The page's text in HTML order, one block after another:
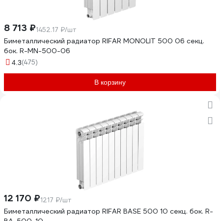
8 713 ₽1452.17 ₽/шт
Биметаллический радиатор RIFAR MONOLIT 500 06 секц.
бок. R-MN-500-06
4.3(475)
В корзину
12 170 ₽1217 ₽/шт
Биметаллический радиатор RIFAR BASE 500 10 секц. бок. R-